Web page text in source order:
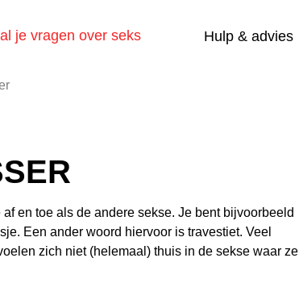
je vragen over seks Hulp & advies
en toe als de andere sekse. Je bent bijvoorbeeld
Een ander woord hiervoor is travestiet. Veel
zich niet (helemaal) thuis in de sekse waar ze